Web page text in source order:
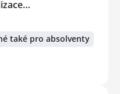
také pro absolventy